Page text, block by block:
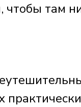
чтобы там